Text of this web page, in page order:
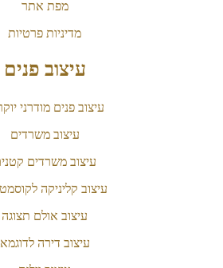
מפת אתר
מדיניות פרטיות
עיצוב פנים
עיצוב פנים מודרני
עיצוב משרדים
עיצוב משרדים
עיצוב קליניקה
עיצוב אולם תצוגה
עיצוב דירה לדוגמא